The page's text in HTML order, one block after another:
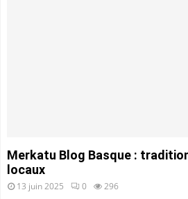
Merkatu Blog Basque :
locaux
13 juin 2025 0 296